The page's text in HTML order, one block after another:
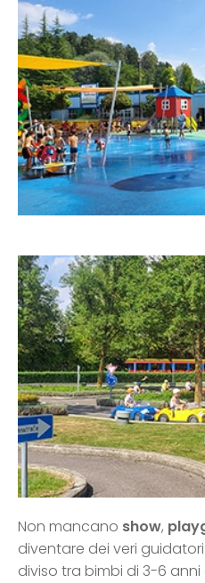
Non mancano show,
diventare dei veri
diviso tra bimbi di 3-6 anni